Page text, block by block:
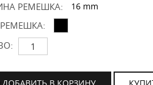
РЕМЕШКА: 16 mm